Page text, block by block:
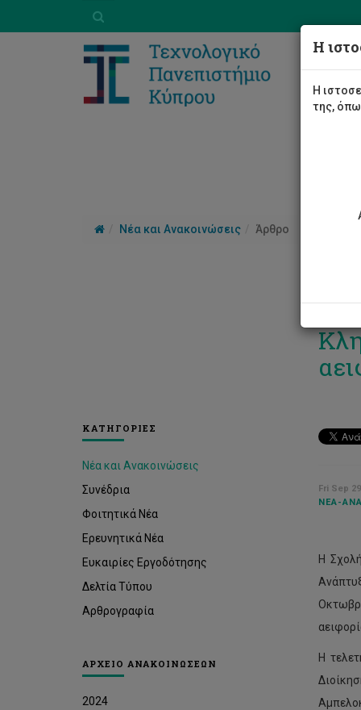
Νέα και Ανακοινώσεις Άρθρο
ΚΑΤΗΓΟΡΙΕΣ
Νέα και Ανακοινώσεις
Συνέδρια
Φοιτητικά Νέα
Ερευνητικά Νέα
Ευκαιρίες Εργοδότησης
Δελτία Τύπου
Αρθρογραφία
ΑΡΧΕΙΟ ΑΝΑΚΟΙΝΩΣΕΩΝ
2024
Fri Sep
ΝΈΑ-
Η
Η
Η
Η
της,